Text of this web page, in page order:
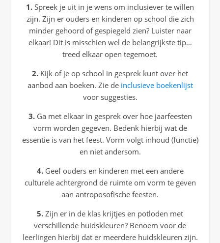
1. Spreek je uit in je wens om inclusiever te willen
zijn. Zijn er ouders en kinderen op school die zich
minder gehoord of gespiegeld zien? Luister naar
elkaar! Dit is misschien wel de belangrijkste tip…
treed elkaar open tegemoet.
2. Kijk of je op school in gesprek kunt over het
aanbod aan boeken. Zie de inclusieve boekenlijst
voor suggesties.
3.Ga met elkaar in gesprek over hoe jaarfeesten
vorm worden gegeven. Bedenk hierbij wat de
essentie is van het feest. Vorm volgt inhoud (functie)
en niet andersom.
4.Geef ouders en kinderen met een andere
culturele achtergrond de ruimte om vorm te geven
aan antroposofische feesten.
5. Zijn er in de klas krijtjes en potloden met
verschillende huidskleuren? Benoem voor de
leerlingen hierbij dat er meerdere huidskleuren zijn.